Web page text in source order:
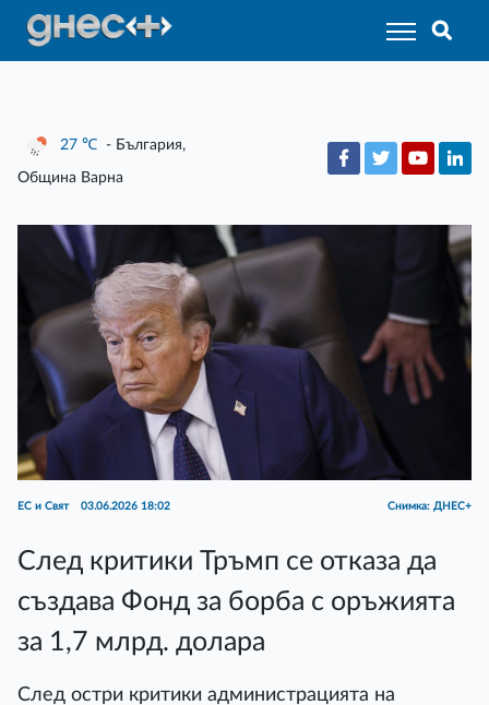
27 ℃ - България,
Община Варна
ЕС и Свят 03.06.2026 18:02 Снимка: ДНЕС+
След критики Тръмп се отказа да
създава Фонд за борба с оръжията
за 1,7 млрд. долара
След остри критики администрацията на